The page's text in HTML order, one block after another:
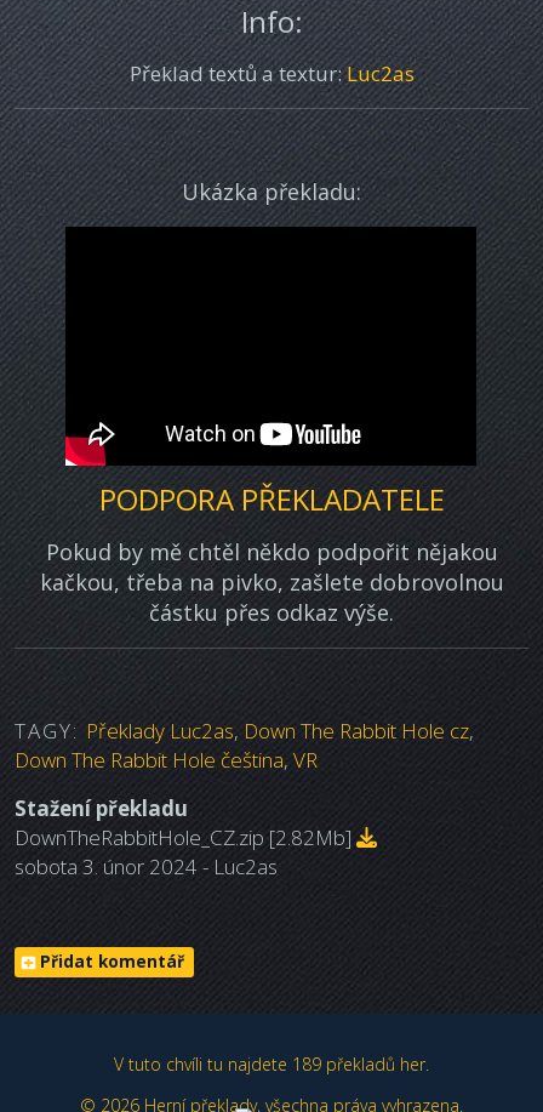
Info:
Překlad textů a textur:Luc2as
Ukázka překladu:
PODPORA PŘEKLADATELE
Pokud by mě chtěl někdo podpořit nějakou
kačkou, třeba na pivko, zašlete dobrovolnou
částku přes odkaz výše.
TAGY: Překlady Luc2as, Down The Rabbit Hole cz,
Down The Rabbit Hole čeština, VR
Stažení překladu
DownTheRabbitHole_CZ.zip [2.82Mb]
sobota 3. únor 2024 - Luc2as
Přidat komentář
V tuto chvíli tu najdete 189 překladů her.
© 2026 Herní překlady, všechna práva vyhrazena.